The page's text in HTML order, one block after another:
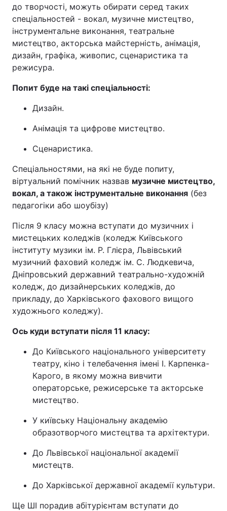
до творчості, можуть обирати серед таких
спеціальностей - вокал, музичне мистецтво,
інструментальне виконання, театральне
мистецтво, акторська майстерність, анімація,
дизайн, графіка, живопис, сценаристика та
режисура.
Попит буде на такі спеціальності:
Дизайн.
Анімація та цифрове мистецтво.
Сценаристика.
Спеціальностями, на які не буде попиту,
віртуальний помічник назвав музичне мистецтво,
вокал, а також інструментальне виконання (без
педагогіки або шоубізу)
Після 9 класу можна вступати до музичних і
мистецьких коледжів (коледж Київського
інституту музики ім. Р. Глієра, Львівський
музичний фаховий коледж ім. С. Людкевича,
Дніпровський державний театрально-художній
коледж, до дизайнерських коледжів, до
прикладу, до Харківського фахового вищого
художнього коледжу).
Ось куди вступати після 11 класу:
До Київського національного університету
театру, кіно і телебачення імені І. Карпенка-
Карого, в якому можна вивчити
операторське, режисерське та акторське
мистецтво.
У київську Національну академію
образотворчого мистецтва та архітектури.
До Львівської національної академії
мистецтв.
До Харківської державної академії культури.
Ще ШІ порадив абітурієнтам вступати до